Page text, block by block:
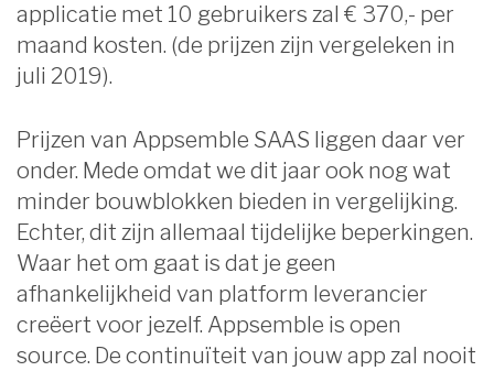
applicatie met 10 gebruikers zal € 370,- per
maand kosten. (de prijzen zijn vergeleken in
juli 2019).
Prijzen van Appsemble SAAS liggen daar ver
onder. Mede omdat we dit jaar ook nog wat
minder bouwblokken bieden in vergelijking.
Echter, dit zijn allemaal tijdelijke beperkingen.
Waar het om gaat is dat je geen
afhankelijkheid van platform leverancier
creëert voor jezelf. Appsemble is open
source. De continuïteit van jouw app zal nooit